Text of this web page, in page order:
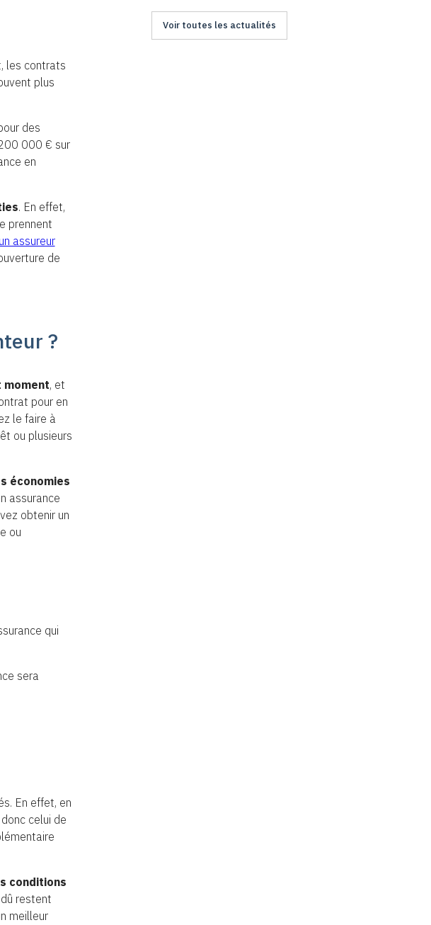
les contrats
plus
des
000 € sur
en
. En effet,
prennent
assureur
de
?
moment, et
pour en
le faire à
ou plusieurs
économies
assurance
obtenir un
ou
qui
sera
En effet, en
celui de
conditions
restent
meilleur
Voir toutes les actualités